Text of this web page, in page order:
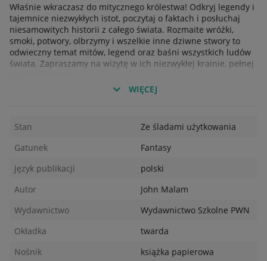
Właśnie wkraczasz do mitycznego królestwa! Odkryj legendy i
tajemnice niezwykłych istot, poczytaj o faktach i posłuchaj
niesamowitych historii z całego świata. Rozmaite wróżki,
smoki, potwory, olbrzymy i wszelkie inne dziwne stwory to
odwieczny temat mitów, legend oraz baśni wszystkich ludów
świata. Zapraszamy na wizytę w ich niezwykłej krainie, pełnej
Możliwy odbiór osobisty w Plewiskach koło Poznania lub
WIĘCEJ
Stan
Ze śladami użytkowania
Gatunek
Fantasy
Język publikacji
polski
Autor
John Malam
Wydawnictwo
Wydawnictwo Szkolne PWN
Okładka
twarda
Nośnik
książka papierowa